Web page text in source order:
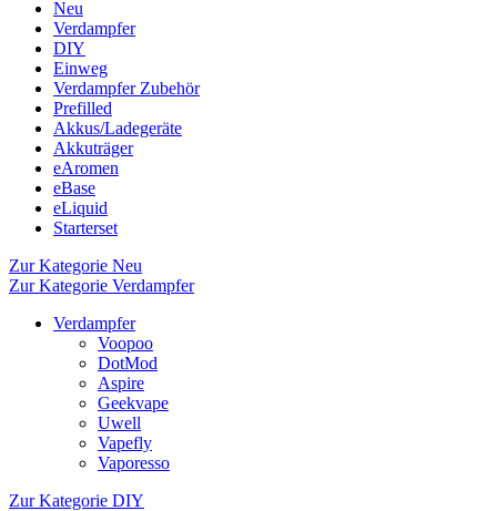
Neu
Verdampfer
DIY
Einweg
Verdampfer Zubehör
Prefilled
Akkus/Ladegeräte
Akkuträger
eAromen
eBase
eLiquid
Starterset
Zur Kategorie Neu
Zur Kategorie Verdampfer
Verdampfer
Voopoo
DotMod
Aspire
Geekvape
Uwell
Vapefly
Vaporesso
Zur Kategorie DIY